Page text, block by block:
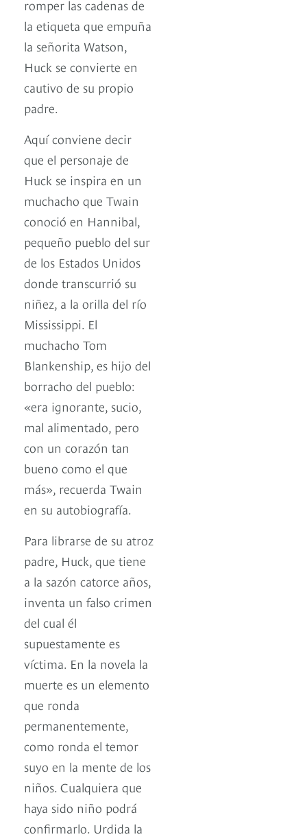
romper las cadenas de
la etiqueta que empuña
la señorita Watson,
Huck se convierte en
cautivo de su propio
padre.
Aquí conviene decir
que el personaje de
Huck se inspira en un
muchacho que Twain
conoció en Hannibal,
pequeño pueblo del sur
de los Estados Unidos
donde transcurrió su
niñez, a la orilla del río
Mississippi. El
muchacho Tom
Blankenship, es hijo del
borracho del pueblo:
«era ignorante, sucio,
mal alimentado, pero
con un corazón tan
bueno como el que
más», recuerda Twain
en su autobiografía.
Para librarse de su atroz
padre, Huck, que tiene
a la sazón catorce años,
inventa un falso crimen
del cual él
supuestamente es
víctima. En la novela la
muerte es un elemento
que ronda
permanentemente,
como ronda el temor
suyo en la mente de los
niños. Cualquiera que
haya sido niño podrá
confirmarlo. Urdida la